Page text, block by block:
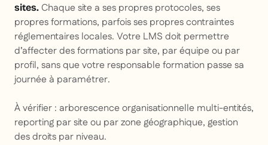
sites. Chaque site a ses propres protocoles, ses
propres formations, parfois ses propres contraintes
réglementaires locales. Votre LMS doit permettre
d’affecter des formations par site, par équipe ou par
profil, sans que votre responsable formation passe sa
journée à paramétrer.
À vérifier : arborescence organisationnelle multi-entités,
reporting par site ou par zone géographique, gestion
des droits par niveau.